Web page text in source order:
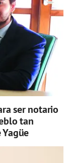
ser notario
tan